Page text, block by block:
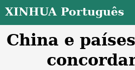
XINHUA Português
China e